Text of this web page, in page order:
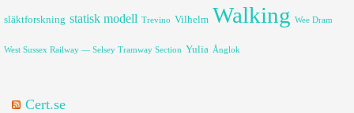
släktforskning statisk modell Trevino Vilhelm Walking Wee Dram
West Sussex Railway — Selsey Tramway Section Yulia Ånglok
Cert.se